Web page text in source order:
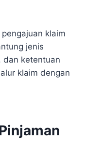
klaim
jenis
dan ketentuan
klaim dengan